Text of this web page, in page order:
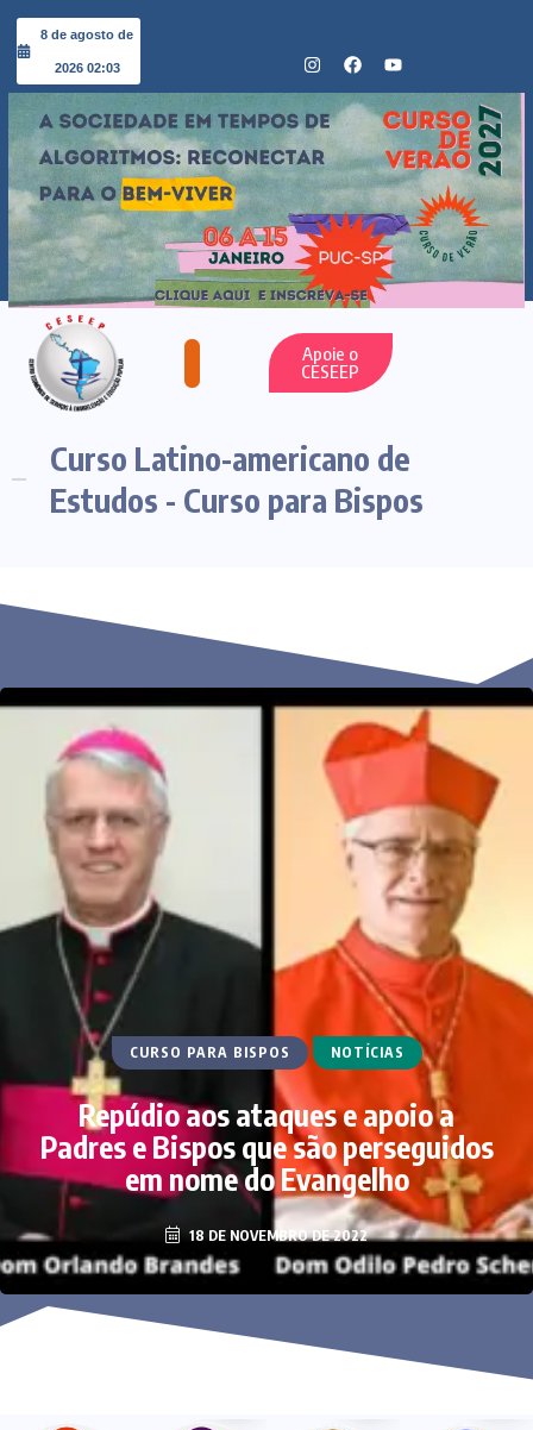
8 de agosto de
2026 02:03
Apoie o
CESEEP
Curso Latino-americano de
Estudos - Curso para Bispos
CURSO PARA BISPOS NOTÍCIAS
Repúdio aos ataques e apoio a
Padres e Bispos que são perseguidos
em nome do Evangelho
18 DE NOVEMBRO DE 2022